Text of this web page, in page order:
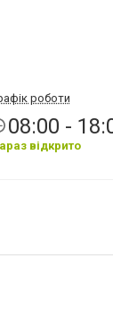
роботи
08:00 -
відкрито